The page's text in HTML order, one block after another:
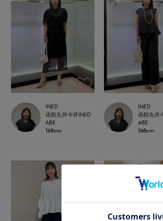
INED
函館丸井今井INED
ABE
168cm
INED
函館丸井
ABE
168cm